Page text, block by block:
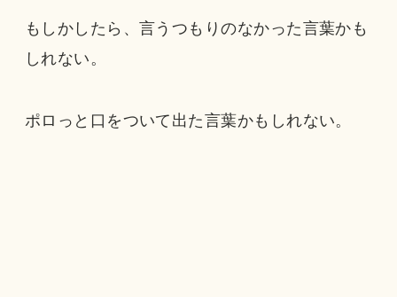
もしかしたら、言うつもりのなかった言葉かも
しれない。
ポロっと口をついて出た言葉かもしれない。